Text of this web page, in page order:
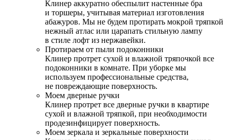
Клинер аккуратно обеспылит настенные бра
и торшеры, учитывая материал изготовления
абажуров. Мы не будем протирать мокрой тряпкой
нежный атлас или царапать стильную лампу
в стиле лофт из нержавейки.
Протираем от пыли подоконники
Клинер протрет сухой и влажной тряпочкой все
подоконники в комнате. При уборке мы
используем профессиональные средства,
не повреждающие поверхность.
Моем дверные ручки
Клинер протрет все дверные ручки в квартире
сухой и влажной тряпкой, при необходимости
продезинфицирует поверхность.
Моем зеркала и зеркальные поверхности